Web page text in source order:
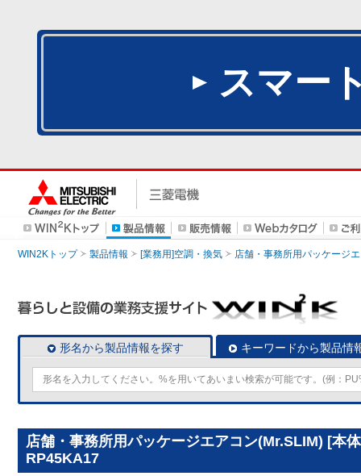
スマー
WIN2Kトップ 製品情報 [業務用]空調・換気 店舗・事務所用パッケージ
形名から製品情報を探す キーワードから製品情
店舗・事務所用パッケージエアコン(Mr.SLIM) [本
RP45KA17